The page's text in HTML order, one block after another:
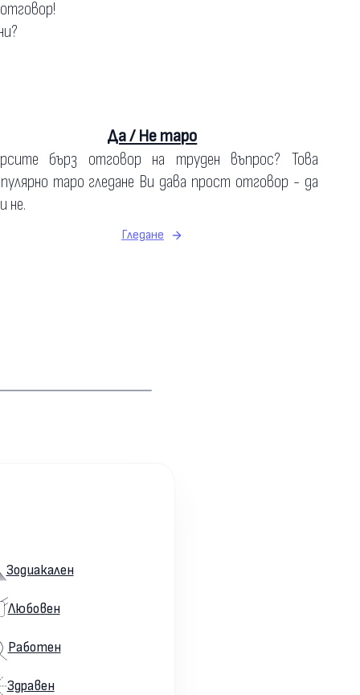
Да / Не таро
бърз отговор на труден въпрос? Това
таро гледане Ви дава прост отговор - да
не.
Гледане
Зодиакален
Любовен
Работен
Здравен